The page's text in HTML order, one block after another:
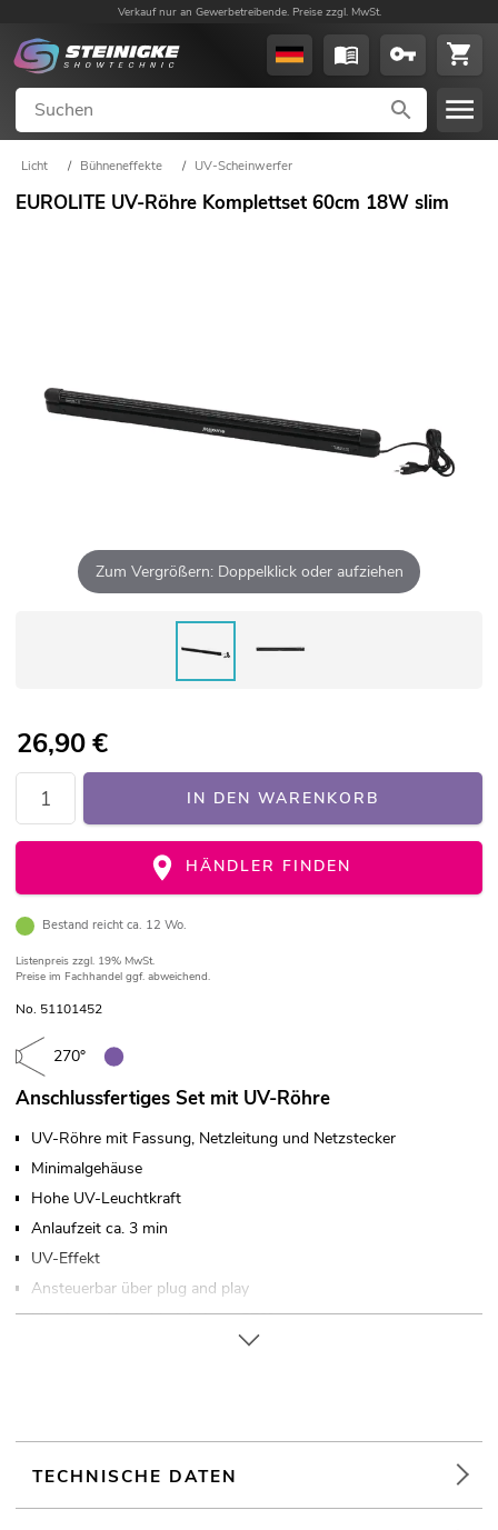
Verkauf nur an Gewerbetreibende. Preise zzgl. MwSt.
Licht / Bühneneffekte / UV-Scheinwerfer
EUROLITE UV-Röhre Komplettset 60cm 18W slim
Zum Vergrößern: Doppelklick oder aufziehen
26,90€
IN DEN WARENKORB
HÄNDLER FINDEN
Bestand reicht ca. 12 Wo.
Listenpreis zzgl. 19% MwSt.
Preise im Fachhandel ggf. abweichend.
No. 51101452
270°
Anschlussfertiges Set mit UV-Röhre
UV-Röhre mit Fassung, Netzleitung und Netzstecker
Minimalgehäuse
Hohe UV-Leuchtkraft
Anlaufzeit ca. 3 min
UV-Effekt
Ansteuerbar über plug and play
Mit einem Abstrahlwinkel von 270°
Für Anwendungsgebiete wie zum Beispiel: Dekoration;
TECHNISCHE DATEN